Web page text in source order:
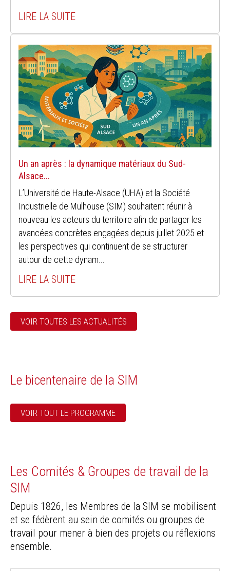
LIRE LA SUITE
Un an après : la dynamique matériaux du Sud-
Alsace...
L’Université de Haute-Alsace (UHA) et la Société
Industrielle de Mulhouse (SIM) souhaitent réunir à
nouveau les acteurs du territoire afin de partager les
avancées concrètes engagées depuis juillet 2025 et
les perspectives qui continuent de se structurer
autour de cette dynam...
LIRE LA SUITE
VOIR TOUTES LES ACTUALITÉS
Le bicentenaire de la SIM
VOIR TOUT LE PROGRAMME
Les Comités & Groupes de travail de la
SIM
Depuis 1826, les Membres de la SIM se mobilisent
et se fédèrent au sein de comités ou groupes de
travail pour mener à bien des projets ou réflexions
ensemble.